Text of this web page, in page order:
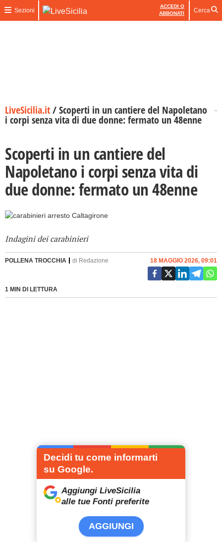
Sezioni
ACCEDI O
ABBONATI
Cerca
LiveSicilia.it/Scoperti in un cantiere del Napoletano
i corpi senza vita di due donne: fermato un 48enne
Scoperti in un cantiere del
Napoletano i corpi senza vita di
due donne: fermato un 48enne
Indagini dei carabinieri
POLLENA TROCCHIA di Redazione
1 MIN DI LETTURA
18 MAGGIO 2026, 09:01
Decidi tu come informarti
su Google.
Aggiungi LiveSicilia
alle tue Fonti preferite
AGGIUNGI